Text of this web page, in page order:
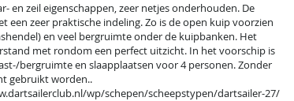
en zeil eigenschappen, zeer netjes onderhouden. De
een zeer praktische indeling. Zo is de open kuip voorzien
en veel bergruimte onder de kuipbanken. Het
met rondom een perfect uitzicht. In het voorschip is
bergruimte en slaapplaatsen voor 4 personen. Zonder
gebruikt worden..
wp/schepen/scheepstypen/dartsailer-27/